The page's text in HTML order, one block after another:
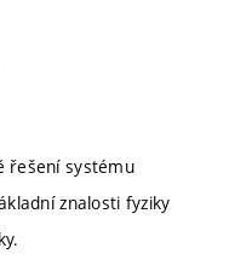
řešení systému
znalosti fyziky